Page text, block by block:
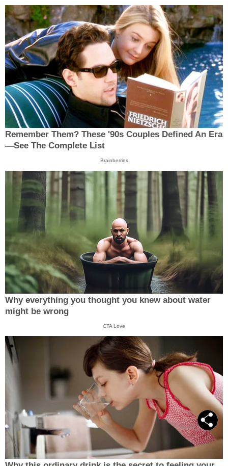
Remember Them? These '90s Couples Defined An Era
—See The Complete List
Brainberries
Why everything you thought you knew about water
might be wrong
CTA Love